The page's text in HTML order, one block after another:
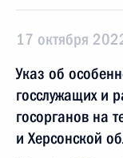
17 октября
Указ об
госслужащих и
госорганов на
и Херсонской